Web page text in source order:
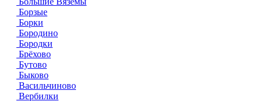
Борзые
Борки
Бородино
Бородки
Брёхово
Бутово
Быково
Васильчиново
Вербилки